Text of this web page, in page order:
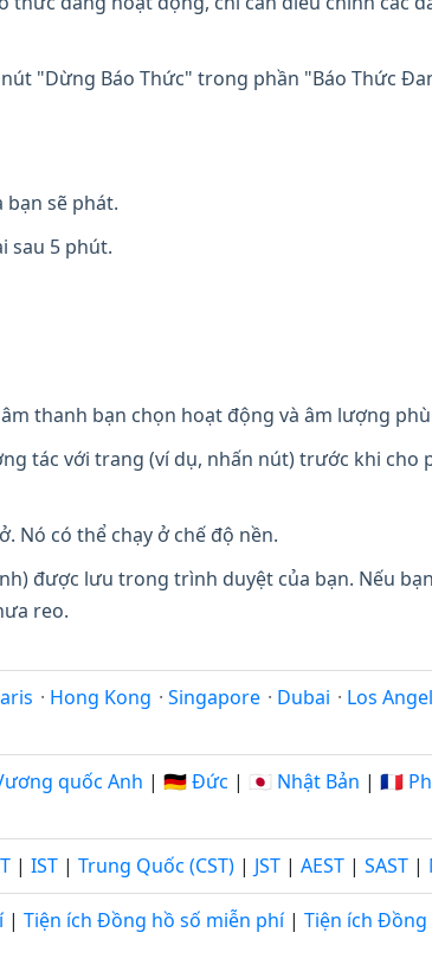
"Dừng Báo Thức" trong phần "Báo Thức
bạn sẽ phát.
sau 5 phút.
thanh bạn chọn hoạt động và âm lượng
tác với trang (ví dụ, nhấn nút) trước khi cho
Nó có thể chạy ở chế độ nền.
được lưu trong trình duyệt của bạn. Nếu
reo.
· Hong Kong · Singapore · Dubai · Los
quốc Anh | 🇩🇪 Đức | 🇯🇵 Nhật Bản | 🇫🇷
| IST | Trung Quốc (CST) | JST | AEST | SAST |
| Tiện ích Đồng hồ số miễn phí| Tiện ích